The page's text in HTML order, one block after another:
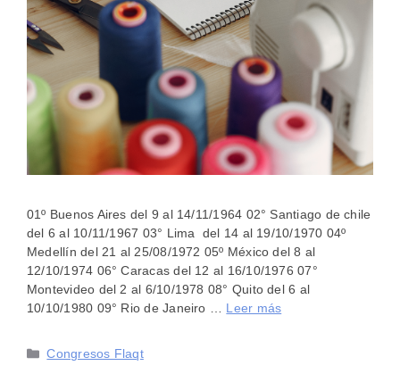
01º Buenos Aires del 9 al 14/11/1964 02° Santiago de chile
del 6 al 10/11/1967 03° Lima del 14 al 19/10/1970 04º
Medellín del 21 al 25/08/1972 05º México del 8 al
12/10/1974 06° Caracas del 12 al 16/10/1976 07°
Montevideo del 2 al 6/10/1978 08° Quito del 6 al
10/10/1980 09° Rio de Janeiro … Leer más
Categorías
Congresos Flaqt